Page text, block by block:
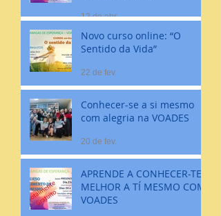
12 de abr.
Novo curso online: “O
Sentido da Vida”
22 de fev.
Conhecer-se a si mesmo
com alegria na VOADES
20 de fev.
APRENDE A CONHECER-TE
MELHOR A TÍ MESMO COM
VOADES